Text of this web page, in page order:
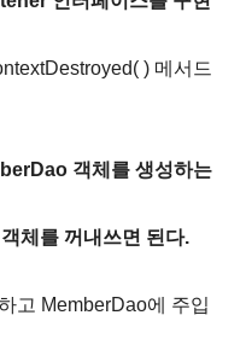
) 메서드
객체를 생성하는
체를 꺼내쓰면 된다.
고 MemberDao에 주입